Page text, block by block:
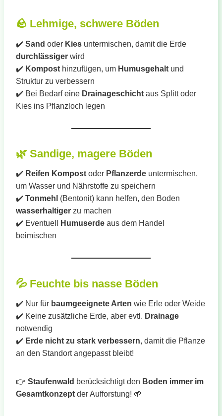
🪨 Lehmige, schwere Böden
✔️ Sand oder Kies untermischen, damit die Erde
durchlässiger wird
✔️ Kompost hinzufügen, um Humusgehalt und
Struktur zu verbessern
✔️ Bei Bedarf eine Drainageschicht aus Splitt oder
Kies ins Pflanzloch legen
🌿 Sandige, magere Böden
✔️ Reifen Kompost oder Pflanzerde untermischen,
um Wasser und Nährstoffe zu speichern
✔️ Tonmehl (Bentonit) kann helfen, den Boden
wasserhaltiger zu machen
✔️ Eventuell
Humuserde aus dem Handel
beimischen
💦 Feuchte bis nasse Böden
✔️ Nur für baumgeeignete Arten wie Erle oder Weide
✔️ Keine zusätzliche Erde, aber evtl. Drainage
notwendig
✔️ Erde nicht zu stark verbessern, damit die Pflanze
an den Standort angepasst bleibt!
👉 Staufenwald berücksichtigt den Boden immer im
Gesamtkonzept der Aufforstung! 🌱